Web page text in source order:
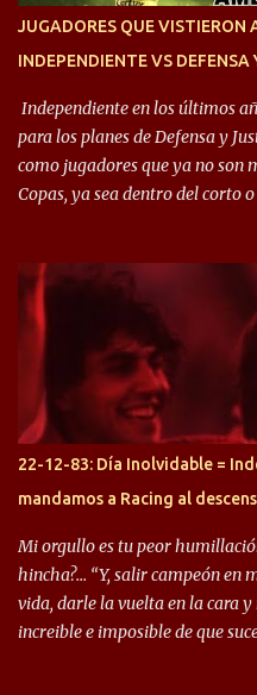
JUGADORES QUE VISTIERON
INDEPENDIENTE VS DEFENSA
Independiente en los últimos
para los planes de Defensa y
como jugadores que ya no son
Copas, ya sea dentro del corto
Halcón de Varela, como lo es
préstamo allí durante el
gran manera, convirtiendo
copa sudamericana. Pero no
rendimiento que ha producido
jugaron en Defensa y ahora
Gastón Togni y Domingo
futbolísticamente hablando en
ejemplo, el caso de Mingo llego
Seleccionado Argentino,
mostrar en Independiente. En e...
22-12-83: Día Inolvidable =
mandamos a Racing al
Mi orgullo es tu peor
hincha?… “Y, salir campeón en
vida, darle la vuelta en la cara y
increible e imposible de que